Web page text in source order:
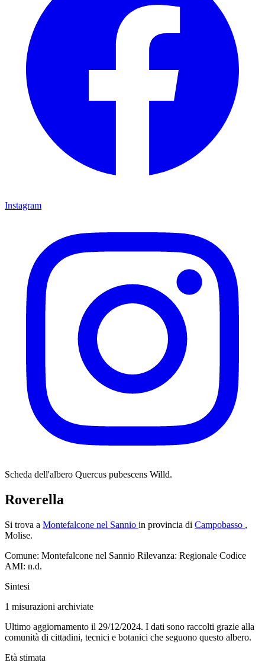
Instagram
Scheda dell'albero Quercus pubescens Willd.
Roverella
Si trova a Montefalcone nel Sannio in provincia di Campobasso ,
Molise.
Comune: Montefalcone nel Sannio Rilevanza: Regionale Codice
AMI: n.d.
Sintesi
1 misurazioni archiviate
Ultimo aggiornamento il 29/12/2024. I dati sono raccolti grazie alla
comunità di cittadini, tecnici e botanici che seguono questo albero.
Età stimata